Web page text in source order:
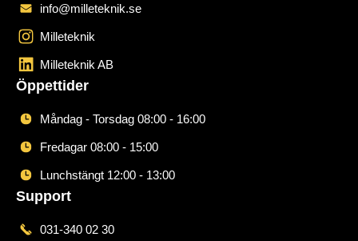
info@milleteknik.se
Milleteknik
Milleteknik AB
Öppettider
Måndag - Torsdag 08:00 - 16:00
Fredagar 08:00 - 15:00
Lunchstängt 12:00 - 13:00
Support
031-340 02 30